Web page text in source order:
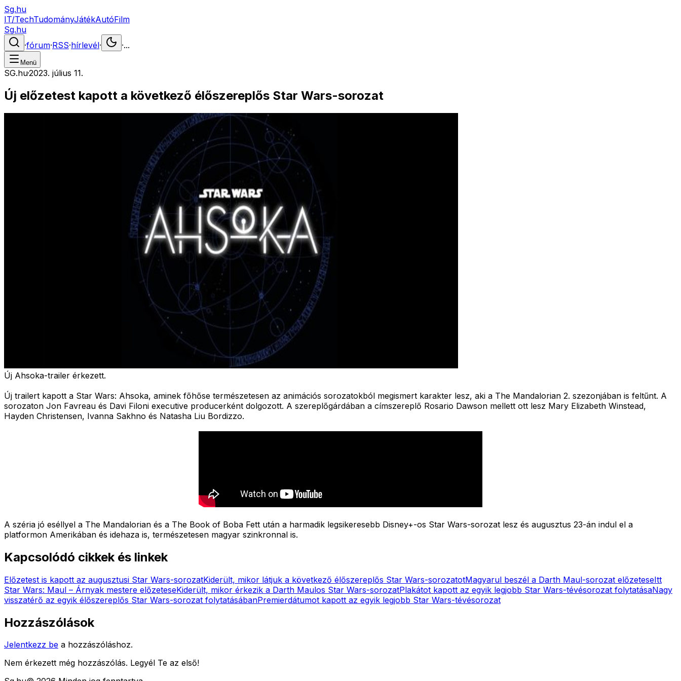
Sg.hu
IT/TechTudományJátékAutóFilm
Sg.hu
·fórum·RSS·hírlevél· ·...
Menü
SG.hu·2023. július 11.
Új előzetest kapott a következő élőszereplős Star Wars-sorozat
Új Ahsoka-trailer érkezett.
Új trailert kapott a Star Wars: Ahsoka, aminek főhőse természetesen az animációs sorozatokból megismert karakter lesz, aki a The Mandalorian 2. szezonjában is feltűnt. A
sorozaton Jon Favreau és Davi Filoni executive producerként dolgozott. A szereplőgárdában a címszereplő Rosario Dawson mellett ott lesz Mary Elizabeth Winstead,
Hayden Christensen, Ivanna Sakhno és Natasha Liu Bordizzo.
A széria jó eséllyel a The Mandalorian és a The Book of Boba Fett után a harmadik legsikeresebb Disney+-os Star Wars-sorozat lesz és augusztus 23-án indul el a
platformon Amerikában és idehaza is, természetesen magyar szinkronnal is.
Kapcsolódó cikkek és linkek
Előzetest is kapott az augusztusi Star Wars-sorozatKiderült, mikor látjuk a következő élőszereplős Star Wars-sorozatotMagyarul beszél a Darth Maul-sorozat előzeteseItt
Star Wars: Maul – Árnyak mestere előzeteseKiderült, mikor érkezik a Darth Maulos Star Wars-sorozatPlakátot kapott az egyik legjobb Star Wars-tévésorozat folytatásaNagy
visszatérő az egyik élőszereplős Star Wars-sorozat folytatásábanPremierdátumot kapott az egyik legjobb Star Wars-tévésorozat
Hozzászólások
Jelentkezz be a hozzászóláshoz.
Nem érkezett még hozzászólás. Legyél Te az első!